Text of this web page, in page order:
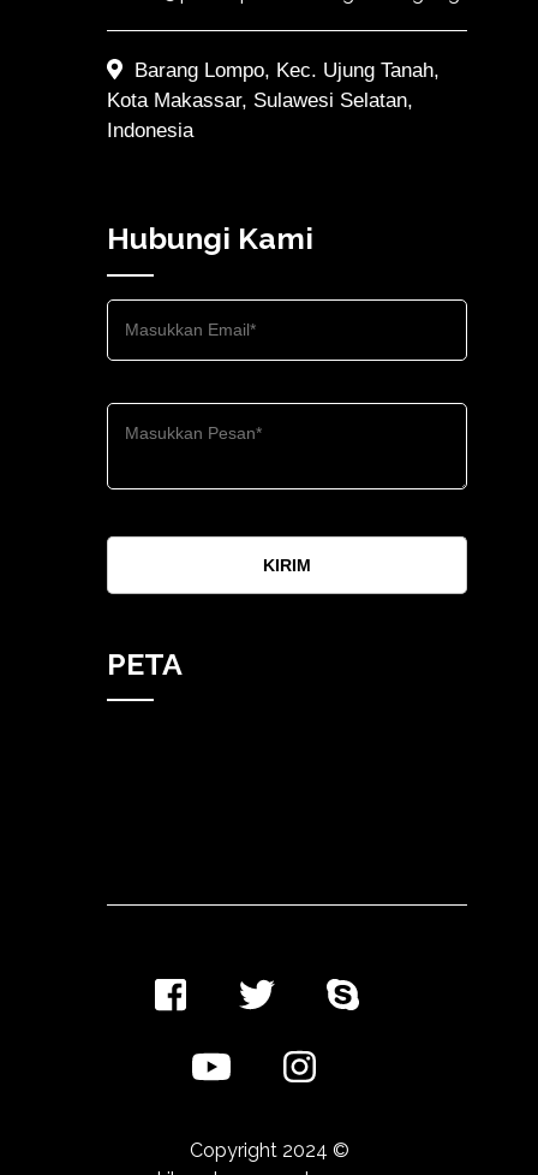
Barang Lompo, Kec. Ujung Tanah,
Kota Makassar, Sulawesi Selatan,
Indonesia
Hubungi Kami
KIRIM
PETA
Copyright 2024 ©